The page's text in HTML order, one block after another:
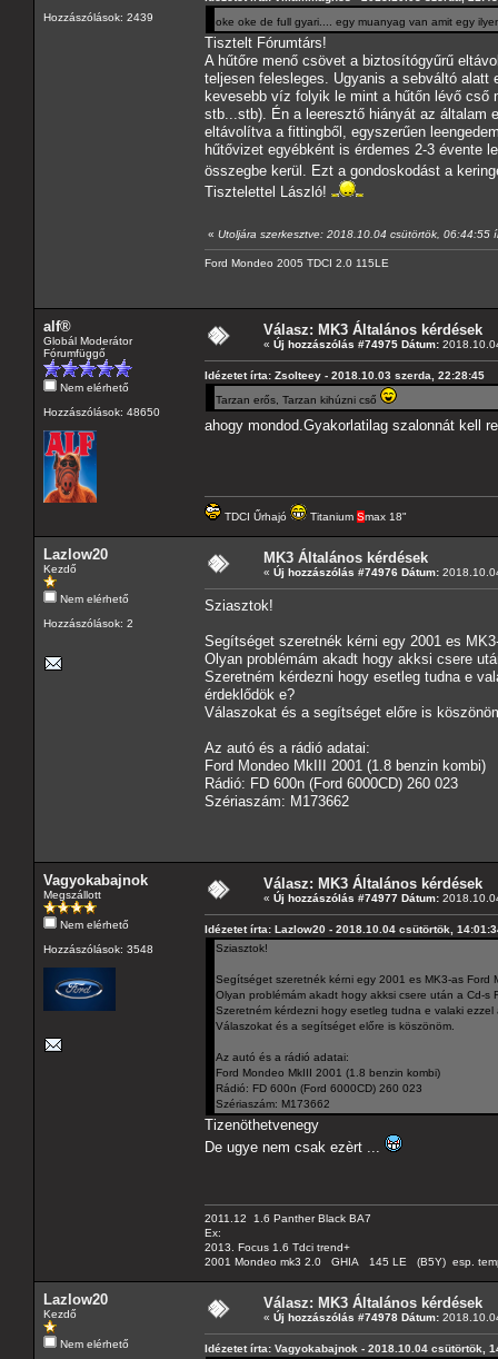
Hozzászólások: 2439
oke oke de full gyari.... egy muanyag van amit egy
Tisztelt Fórumtárs!
A hűtőre menő csövet a biztosítógyűrű
teljesen felesleges. Ugyanis a sebváltó
kevesebb víz folyik le mint a hűtőn lévő cső
stb...stb). Én a leeresztő hiányát az általam
eltávolítva a fittingből, egyszerűen
hűtővizet egyébként is érdemes 2-3 évente
összegbe kerül. Ezt a gondoskodást a
Tisztelettel László!
« Utoljára szerkesztve: 2018.10.04 csütörtök, 06:44:55
Ford Mondeo 2005 TDCI 2.0 115LE
alf®
Globál Moderátor
Fórumfüggő
Nem elérhető
Hozzászólások: 48650
Válasz: MK3 Általános kérdések
« Új hozzászólás #74975 Dátum:
Idézetet írta: Zsolteey - 2018.10.03 szerda, 22:28:45
Tarzan erős, Tarzan kihúzni cső
ahogy mondod.Gyakorlatilag szalonnát kell
TDCI Űrhajó Titanium Smax 18"
Lazlow20
Kezdő
Nem elérhető
Hozzászólások: 2
MK3 Általános kérdések
« Új hozzászólás #74976 Dátum:
Sziasztok!
Segítséget szeretnék kérni egy 2001 es
Olyan problémám akadt hogy akksi csere
Szeretném kérdezni hogy esetleg tudna e
érdeklődök e?
Válaszokat és a segítséget előre is
Az autó és a rádió adatai:
Ford Mondeo MkIII 2001 (1.8 benzin kombi)
Rádió: FD 600n (Ford 6000CD) 260 023
Szériaszám: M173662
Vagyokabajnok
Megszállott
Nem elérhető
Hozzászólások: 3548
Válasz: MK3 Általános kérdések
« Új hozzászólás #74977 Dátum:
Idézetet írta: Lazlow20 - 2018.10.04 csütörtök,
Sziasztok!
Segítséget szeretnék kérni egy 2001 es MK3-as Ford
Olyan problémám akadt hogy akksi csere után a Cd-
Szeretném kérdezni hogy esetleg tudna e valaki
Válaszokat és a segítséget előre is köszönöm.
Az autó és a rádió adatai:
Ford Mondeo MkIII 2001 (1.8 benzin kombi)
Rádió: FD 600n (Ford 6000CD) 260 023
Szériaszám: M173662
Tizenöthetvenegy
De ugye nem csak ezèrt ...
2011.12 1.6 Panther Black BA7
Ex:
2013. Focus 1.6 Tdci trend+
2001 Mondeo mk3 2.0 GHIA 145 LE (B5Y) esp.
Lazlow20
Kezdő
Nem elérhető
Válasz: MK3 Általános kérdések
« Új hozzászólás #74978 Dátum:
Idézetet írta: Vagyokabajnok - 2018.10.04 csütörtök,